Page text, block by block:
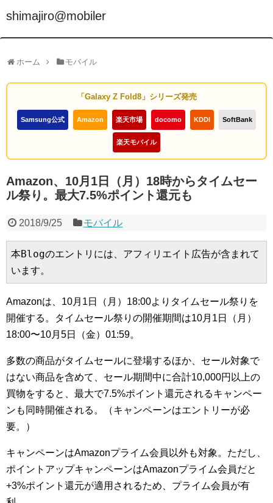
shimajiro@mobiler
ホーム モバイル
「Galaxy Z Fold8」シリーズ発売
Samsung公式 Amazon 楽天市場 docomo KDDI SoftBank
楽天モバイル
Amazon、10月1日（月）18時からタイムセー
ル祭り。最大7.5%ポイント還元も
2018/9/25 モバイル
本Blogのエントリには、アフィリエイト広告が含まれて
います。
Amazonは、10月1日（月）18:00よりタイムセール祭りを
開催する。タイムセール祭りの開催期間は10月1日（月）
18:00〜10月5日（金）01:59。
多数の商品がタイムセールに登場するほか、セール対象で
はない商品を含めて、セール期間中に合計10,000円以上の
買物をすると、最大で7.5%ポイント還元されるキャンペー
ンも同時開催される。（キャンペーンはエントリーが必
要。）
キャンペーンはAmazonプライム会員以外も対象。ただし、
ポイントアップキャンペーンはAmazonプライム会員だと
+3%ポイント還元が適用されるため、プライム会員が有